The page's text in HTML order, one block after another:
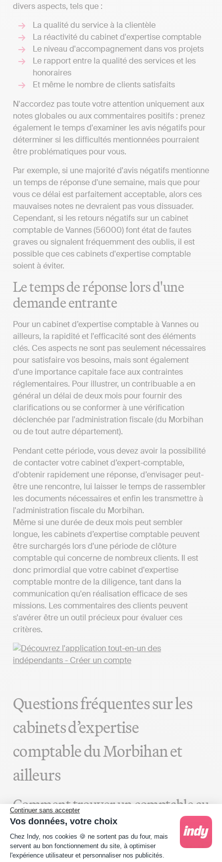
Continuer sans accepter
Vos données, votre choix
Plateforme de Gestion du Consentement :
Chez Indy, nos cookies 🍪 ne sortent pas du four, mais
servent au bon fonctionnement du site, à optimiser
l'expérience utilisateur et personnaliser nos publicités.
divers aspects, tels que :
La qualité du service à la clientèle
La réactivité du cabinet d'expertise comptable
Le niveau d'accompagnement dans vos projets
Le rapport entre la qualité des services et les
honoraires
Et même le nombre de clients satisfaits
N'accordez pas toute votre attention uniquement aux
notes globales ou aux commentaires positifs : prenez
également le temps d'examiner les avis négatifs pour
déterminer si les difficultés mentionnées pourraient
être problématiques pour vous.
Par exemple, si une majorité d'avis négatifs mentionne
un temps de réponse d'une semaine, mais que pour
vous ce délai est parfaitement acceptable, alors ces
mauvaises notes ne devraient pas vous dissuader.
Cependant, si les retours négatifs sur un cabinet
comptable de Vannes (56000) font état de fautes
graves ou signalent fréquemment des oublis, il est
possible que ces cabinets d'expertise comptable
soient à éviter.
Le temps de réponse lors d'une
demande entrante
Pour un cabinet d’expertise comptable à Vannes ou
ailleurs, la rapidité et l'efficacité sont des éléments
clés. Ces aspects ne sont pas seulement nécessaires
pour satisfaire vos besoins, mais sont également
d'une importance capitale face aux contraintes
réglementaires. Pour illustrer, un contribuable a en
général un délai de deux mois pour fournir des
clarifications ou se conformer à une vérification
déclenchée par l'administration fiscale (du Morbihan
ou de tout autre département).
Pendant cette période, vous devez avoir la possibilité
de contacter votre cabinet d’expert-comptable,
d'obtenir rapidement une réponse, d’envisager peut-
être une rencontre, lui laisser le temps de rassembler
les documents nécessaires et enfin les transmettre à
l'administration fiscale du Morbihan.
Même si une durée de deux mois peut sembler
longue, les cabinets d’expertise comptable peuvent
être surchargés lors d'une période de clôture
comptable qui concerne de nombreux clients. Il est
donc primordial que votre cabinet d'expertise
comptable montre de la diligence, tant dans la
communication qu'en réalisation efficace de ses
missions. Les commentaires des clients peuvent
s'avérer être un outil précieux pour évaluer ces
critères.
Questions fréquentes sur les
cabinets d’expertise
comptable du Morbihan et
ailleurs
Comment trouver un comptable au
meilleur tarif à Vannes ?
Pour un devis comptable à Vannes qui colle avec les
moyennes du marché, il n’y a pas de secret : il faut